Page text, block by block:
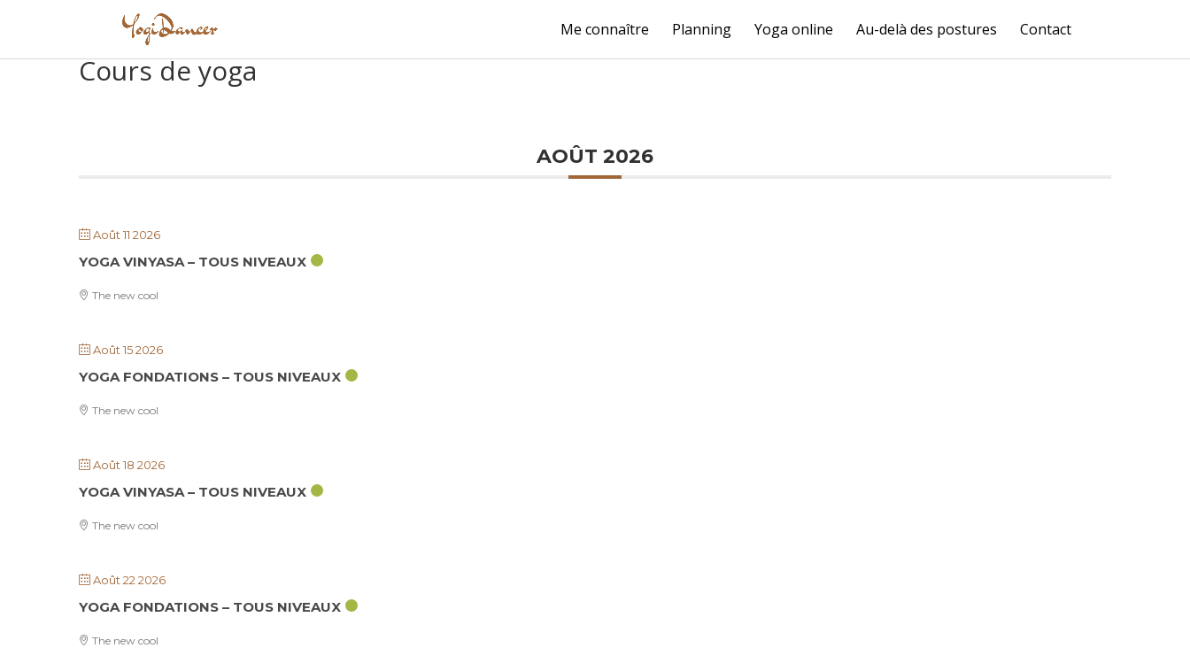
Me connaître Planning Yoga online Au-delà des postures Contact
Cours de yoga
AOÛT 2026
Août 11 2026
YOGA VINYASA – TOUS NIVEAUX
The new cool
Août 15 2026
YOGA FONDATIONS – TOUS NIVEAUX
The new cool
Août 18 2026
YOGA VINYASA – TOUS NIVEAUX
The new cool
Août 22 2026
YOGA FONDATIONS – TOUS NIVEAUX
The new cool